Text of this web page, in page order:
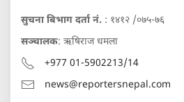
सुचना बिभाग दर्ता नं. : १४१२ /०७५-७६
सञ्चालक: ऋषिराज धमला
+977 01-5902213/14
news@reportersnepal.com